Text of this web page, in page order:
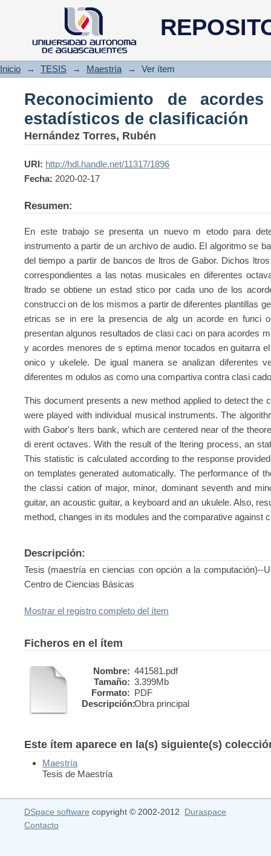
Reconocimiento de
clasificación
Inicio → TESIS → Maestría → Ver ítem
Reconocimiento de
estadísticos de clasificación
Hernández Torres, Rubén
URI: http://hdl.handle.net/11317/1896
Fecha: 2020-02-17
Resumen:
En este trabajo se presenta un nuevo m etodo para
instrumento a partir de un archivo de audio. El algoritmo se
del tiempo a partir de bancos de ltros de Gabor. Dichos
correspondientes a las notas musicales en diferentes
ltrado se obtiene un estad stico por cada uno de los
construcci on de los mismos a partir de diferentes plantillas
etricas se in ere la presencia de alg un acorde en funci
presentan algunos resultados de clasi caci on para acordes
y acordes menores de s eptima menor tocados en guitarra
onico y ukelele. De igual manera se analizan diferentes
diferentes m odulos as como una compartiva contra clasi
This document presents a new method applied to detect the
were played with individual musical instruments. The
with Gabor's lters bank, which are centered near of the
di erent octaves. With the result of the ltering process, an
This statistic is calculated according to the response
on templates generated automatically. The performance of
the classi cation of major, minor, dominant seventh and
guitar, an acoustic guitar, a keyboard and an ukulele. Also,
method, changes in its modules and the comparative against
Descripción:
Tesis (maestría en ciencias con opción a la computación)--
Centro de Ciencias Básicas
Mostrar el registro completo del ítem
Ficheros en el ítem
Nombre: 441581.pdf
Tamaño: 3.399Mb
Formato: PDF
Descripción:Obra principal
Este ítem aparece en la(s) siguiente(s)
Maestría
Tesis de Maestría
DSpace software copyright © 2002-2012 Duraspace
Contacto